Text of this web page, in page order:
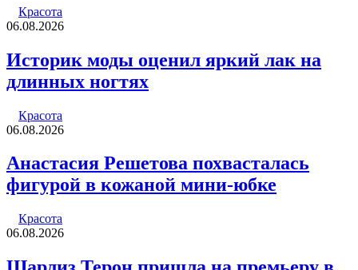
Красота
06.08.2026
Историк моды оценил яркий лак на
длинных ногтях
Красота
06.08.2026
Анастасия Решетова похвасталась
фигурой в кожаной мини-юбке
Красота
06.08.2026